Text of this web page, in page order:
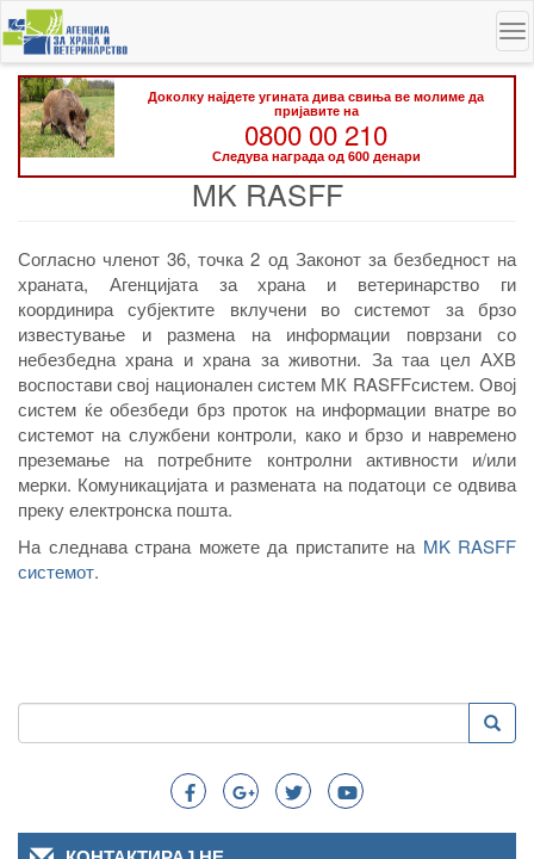
Skip
to
main
content
Доколку најдете угината дива свиња ве молиме да
пријавите на
0800 00 210
Следува награда од 600 денари
MK RASFF
Согласно членот 36, точка 2 од Законот за безбедност на
храната, Агенцијата за храна и ветеринарство ги
координира субјектите вклучени во системот за брзо
известување и размена на информации поврзани со
небезбедна храна и храна за животни. За таа цел АХВ
воспостави свој национален систем МК RASFFсистем. Овој
систем ќе обезбеди брз проток на информации внатре во
системот на службени контроли, како и брзо и навремено
преземање на потребните контролни активности и/или
мерки. Комуникацијата и размената на податоци се одвива
преку електронска пошта.
На следнава страна можете да пристапите на MK RASFF
системот.
Search
Пребарување